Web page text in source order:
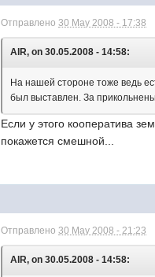
Отправлено30 May 2008 - 17:38
AlR, on 30.05.2008 - 14:58:
На нашей стороне тоже ведь
был выставлен. За
Если у этого кооператива
покажется смешной...
Отправлено30 May 2008 - 21:23
AlR, on 30.05.2008 - 14:58: